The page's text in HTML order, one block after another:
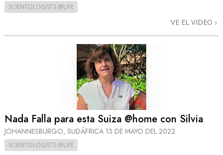
SCIENTOLOGISTS @LIFE
VE EL VIDEO
Nada Falla para esta Suiza @home con Silvia
JOHANNESBURGO, SUDÁFRICA 13 DE MAYO DEL 2022
SCIENTOLOGISTS @LIFE